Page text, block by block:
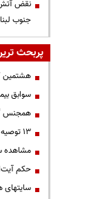
نقض
جنوب
پربحث
هشتمین
سوابق
همجنس
13 توصیه آسان برای رفع بوی بد دهان
مشاهده
حكم
سایتهای